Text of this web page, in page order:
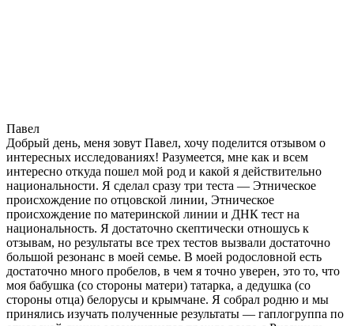
Павел
Добрый день, меня зовут Павел, хочу поделится отзывом о
интересных исследованиях! Разумеется, мне как и всем
интересно откуда пошел мой род и какой я действительно
национальности. Я сделал сразу три теста — Этническое
происхождение по отцовской линии, Этническое
происхождение по материнской линии и ДНК тест на
национальность. Я достаточно скептически отношусь к
отзывам, но результаты все трех тестов вызвали достаточно
большой резонанс в моей семье. В моей родословной есть
достаточно много пробелов, в чем я точно уверен, это то, что
моя бабушка (со стороны матери) татарка, а дедушка (со
стороны отца) белорусы и крымчане. Я собрал родню и мы
принялись изучать полученные результаты — гаплогруппа по